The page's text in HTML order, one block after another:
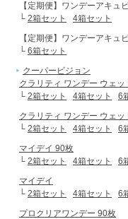
【定期便】ワンデーアキュ
└ 2箱セット
4箱セット
【定期便】ワンデーアキュ
└ 6箱セット
クーパービジョン
クラリティ ワンデー ウェ
└ 2箱セット 4箱セット 6
クラリティ ワンデー ウェッ
└ 2箱セット 4箱セット 6
マイデイ 90枚
└ 2箱セット 4箱セット 6
マイデイ
└ 2箱セット 4箱セット 6
プロクリアワンデー 90枚